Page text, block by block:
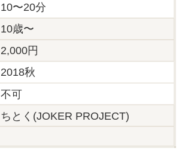
10〜20分
10歳〜
2,000円
2018秋
不可
ちとく(JOKER PROJECT)